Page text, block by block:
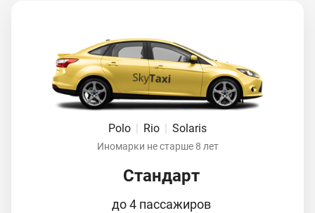
Polo | Rio | Solaris
Иномарки не старше 8 лет
Стандарт
до 4 пассажиров